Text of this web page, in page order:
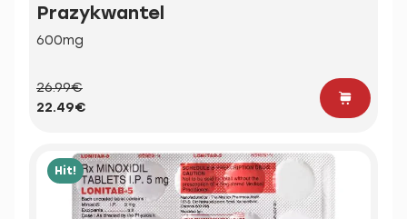
Prazykwantel
600mg
26.99€
22.49€
Hit!